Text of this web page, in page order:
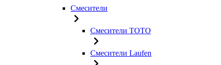
Смесители
Смесители TOTO
Смесители Laufen